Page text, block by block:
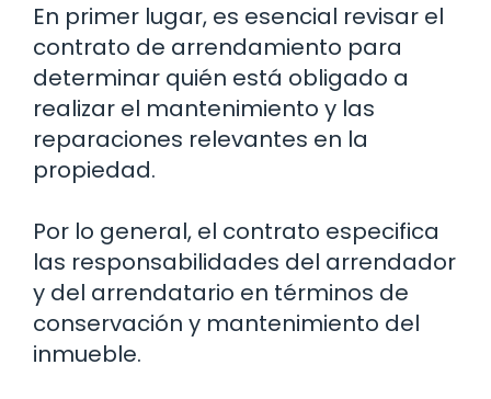
En primer lugar, es esencial revisar el
contrato de arrendamiento para
determinar quién está obligado a
realizar el mantenimiento y las
reparaciones relevantes en la
propiedad.
Por lo general, el contrato especifica
las responsabilidades del arrendador
y del arrendatario en términos de
conservación y mantenimiento del
inmueble.